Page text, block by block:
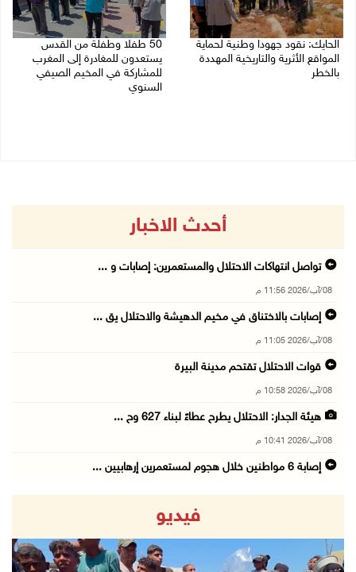
الحايك: نقود جهودا وطنية لحماية
المواقع الأثرية والتاريخية المهددة
بالخطر
50 طفلا وطفلة من القدس
يستعدون للمغادرة إلى المغرب
للمشاركة في المخيم الصيفي
السنوي
أحدث الاخبار
تواصل انتهاكات الاحتلال والمستعمرين: إصابات و ...
08/آب/2026 11:56 م
إصابات بالاختناق في مخيم الدهيشة والاحتلال يق ...
08/آب/2026 11:05 م
قوات الاحتلال تقتحم مدينة البيرة
08/آب/2026 10:58 م
هيئة الجدار: الاحتلال يطرح عطاءً لبناء 627 وح ...
08/آب/2026 10:41 م
إصابة 6 مواطنين خلال هجوم لمستعمرين إرهابيين ...
الاحتلال يحتجز مواطنين من طمون ومخيم الفارعة
08/آب/2026 09:33 م
الاحتلال يقتحم قرية المغير شمال شرق رام الله
فيديو